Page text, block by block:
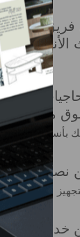
مستشاري
الأنسب
التي
منه
المنتجات
نصائحنا
خدمات